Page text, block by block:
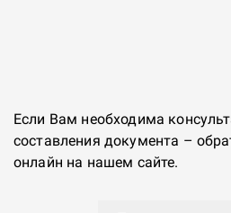
Если Вам необходима
составления документа –
онлайн на нашем сайте.